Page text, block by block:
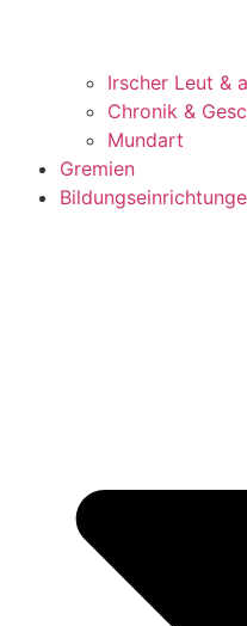
Irscher Leut &
Chronik &
Mundart
Gremien